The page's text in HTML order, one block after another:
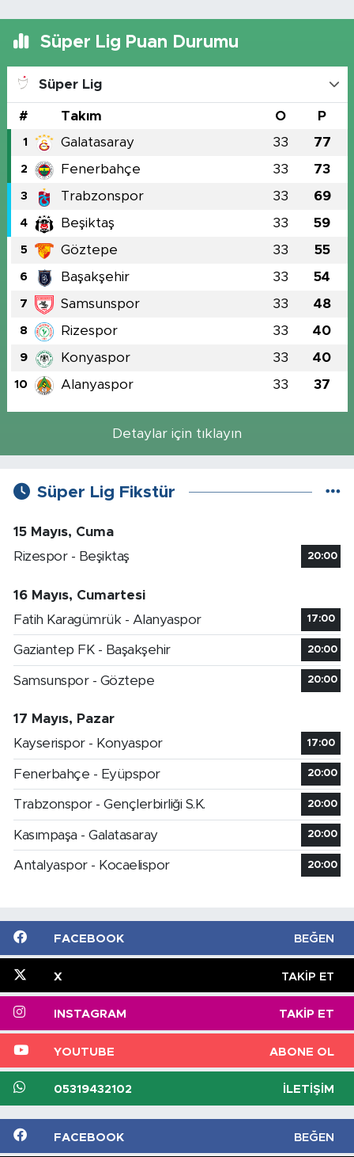
Süper Lig Puan Durumu
Süper Lig
# Takım O P
1 Galatasaray 33 77
2 Fenerbahçe 33 73
3 Trabzonspor 33 69
4 Beşiktaş 33 59
5 Göztepe 33 55
6 Başakşehir 33 54
7 Samsunspor 33 48
8 Rizespor 33 40
9 Konyaspor 33 40
10 Alanyaspor 33 37
Detaylar için tıklayın
Süper Lig Fikstür
15 Mayıs, Cuma
Rizespor - Beşiktaş
20:00
16 Mayıs, Cumartesi
Fatih Karagümrük - Alanyaspor
17:00
Gaziantep FK - Başakşehir 20:00
Samsunspor - Göztepe 20:00
17 Mayıs, Pazar
Kayserispor - Konyaspor
17:00
Fenerbahçe - Eyüpspor 20:00
Trabzonspor - Gençlerbirliği S.K. 20:00
Kasımpaşa - Galatasaray 20:00
Antalyaspor - Kocaelispor 20:00
FACEBOOK BEĞEN
X TAKIP ET
INSTAGRAM TAKIP ET
YOUTUBE ABONE OL
05319432102 İLETIŞIM
FACEBOOK BEĞEN